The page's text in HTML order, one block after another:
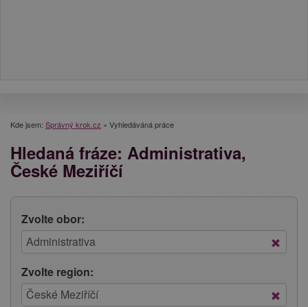
Kde jsem: Správný krok.cz » Vyhledáváná práce
Hledaná fráze: Administrativa,
České Meziříčí
Zvolte obor:
Zvolte region: